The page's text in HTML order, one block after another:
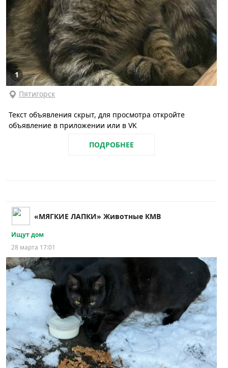
1
Пятигорск
Текст объявления скрыт, для просмотра откройте
объявление в приложении или в VK
ПОДРОБНЕЕ
«МЯГКИЕ ЛАПКИ» Животные КМВ
Ищут дом
28 марта 17:01